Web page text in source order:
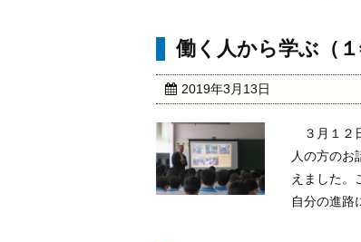
働く人から学ぶ（１
2019年3月13日
３月１２
人の方のお
えました。
自分の進路